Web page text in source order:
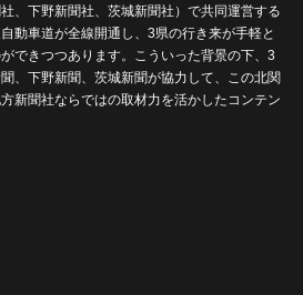
、下野新聞社、茨城新聞社）で共同運営する
動車道が全線開通し、3県の行き来が手軽と
できつつあります。こういった背景の下、3
、下野新聞、茨城新聞が協力して、この北関
新聞社ならではの取材力を活かしたコンテン